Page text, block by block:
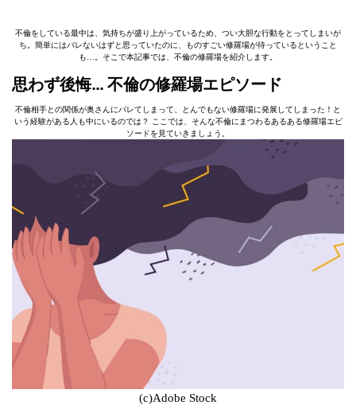
不倫をしている最中は、気持ちが盛り上がっているため、つい大胆な行動をとってしまいが
ち。簡単にはバレないはずと思っていたのに、ものすごい修羅場が待っているということ
も…。そこで本記事では、不倫の修羅場を紹介します。
思わず後悔… 不倫の修羅場エピソード
不倫相手との関係が奥さんにバレてしまって、とんでもない修羅場に発展してしまった！と
いう経験がある人も中にいるのでは？ ここでは、そんな不倫にまつわるあるある修羅場エピ
ソードを見ていきましょう。
(c)Adobe Stock